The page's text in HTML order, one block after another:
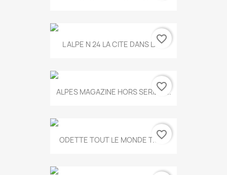
L ALPE N 24 LA CITE DANS LA...
favorite_border
ALPES MAGAZINE HORS SERIE N...
favorite_border
ODETTE TOUT LE MONDE T.546
favorite_border